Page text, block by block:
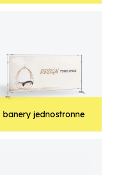
banery jednostronne